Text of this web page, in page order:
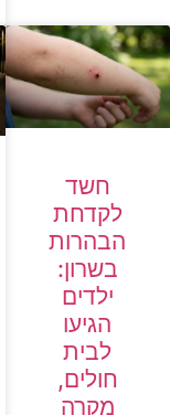
חשד
לקדחת
הבהרות
בשרון:
ילדים
הגיעו
לבית
חולים,
מקרה